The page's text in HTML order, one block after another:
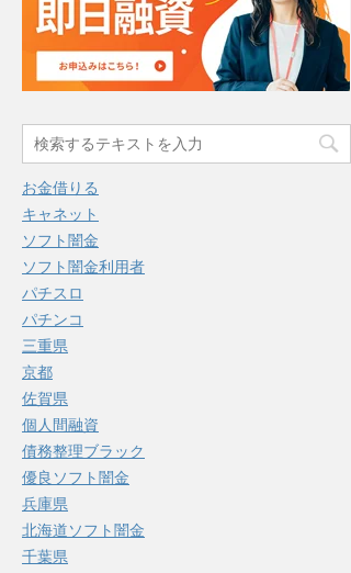
お金借りる
キャネット
ソフト闇金
ソフト闇金利用者
パチスロ
パチンコ
三重県
京都
佐賀県
個人間融資
債務整理ブラック
優良ソフト闇金
兵庫県
北海道ソフト闇金
千葉県